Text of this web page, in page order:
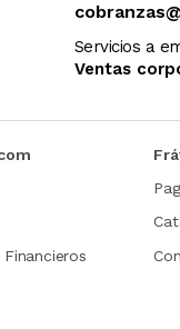
Servicios a
Ventas